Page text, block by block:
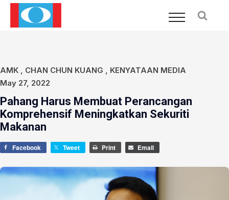
AMK , CHAN CHUN KUANG , KENYATAAN MEDIA
May 27, 2022
Pahang Harus Membuat Perancangan
Komprehensif Meningkatkan Sekuriti
Makanan
Facebook Tweet Print Email